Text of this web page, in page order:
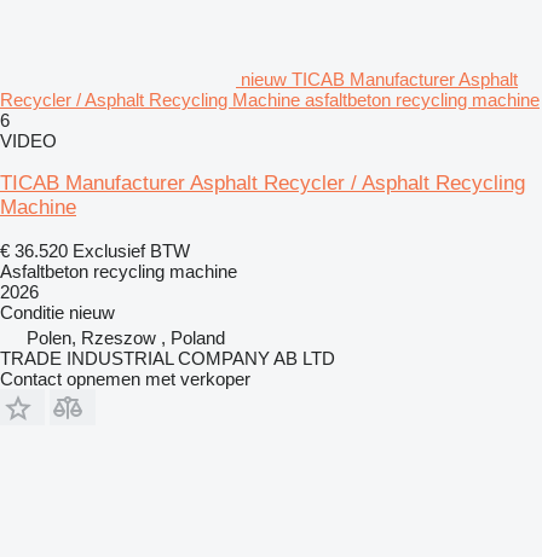
nieuw TICAB Manufacturer Asphalt
Recycler / Asphalt Recycling Machine asfaltbeton recycling machine
6
VIDEO
TICAB Manufacturer Asphalt Recycler / Asphalt Recycling
Machine
€ 36.520 Exclusief BTW
Asfaltbeton recycling machine
2026
Conditie nieuw
Polen, Rzeszow , Poland
TRADE INDUSTRIAL COMPANY AB LTD
Contact opnemen met verkoper